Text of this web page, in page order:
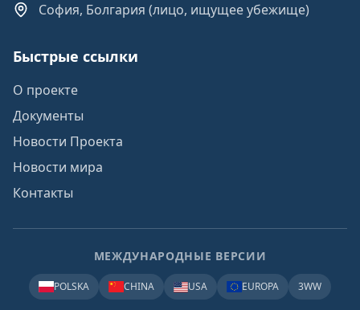
София, Болгария (лицо, ищущее убежище)
Быстрые ссылки
О проекте
Документы
Новости Проекта
Новости мира
Контакты
МЕЖДУНАРОДНЫЕ ВЕРСИИ
POLSKA CHINA USA EUROPA 3WW